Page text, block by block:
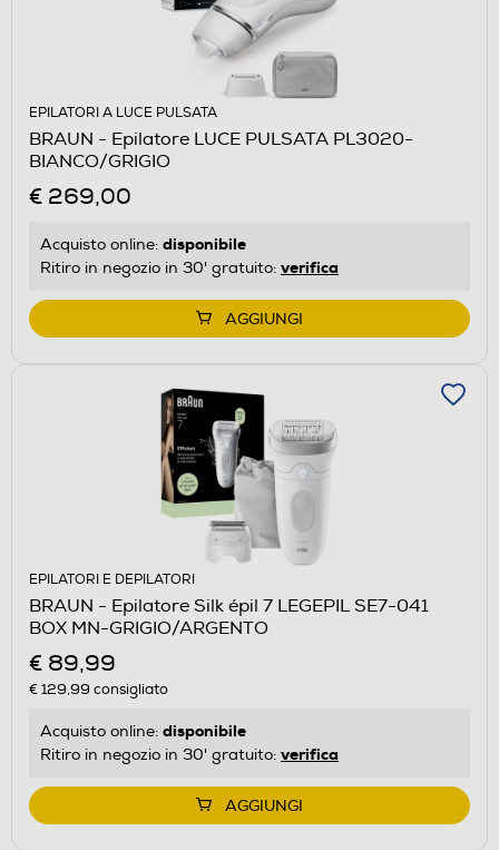
EPILATORI A LUCE PULSATA
BRAUN - Epilatore LUCE PULSATA PL3020-
BIANCO/GRIGIO
€ 269,00
Acquisto online: disponibile
Ritiro in negozio in 30' gratuito: verifica
AGGIUNGI
EPILATORI E DEPILATORI
BRAUN - Epilatore Silk épil 7 LEGEPIL SE7-041
BOX MN-GRIGIO/ARGENTO
€ 89,99
€ 129,99 consigliato
Acquisto online: disponibile
Ritiro in negozio in 30' gratuito: verifica
AGGIUNGI